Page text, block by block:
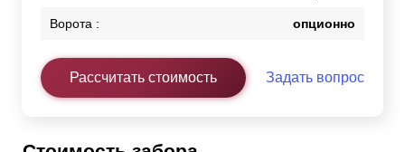
Ворота : опционно
Рассчитать стоимость Задать вопрос